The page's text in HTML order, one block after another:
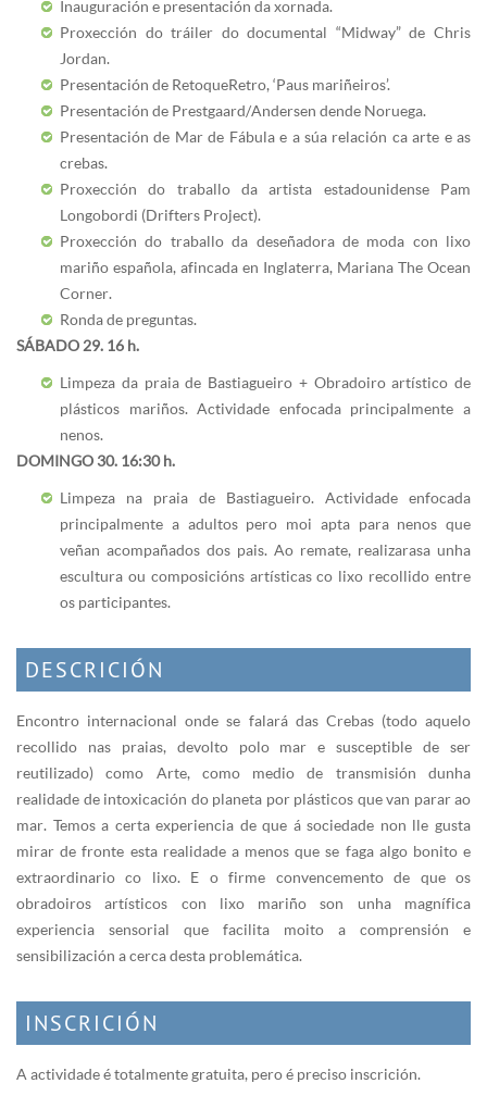
Inauguración e presentación da xornada.
Proxección do tráiler do documental “Midway” de Chris
Jordan.
Presentación de RetoqueRetro, ‘Paus mariñeiros’.
Presentación de Prestgaard/Andersen dende Noruega.
Presentación de Mar de Fábula e a súa relación ca arte e as
crebas.
Proxección do traballo da artista estadounidense Pam
Longobordi (Drifters Project).
Proxección do traballo da deseñadora de moda con lixo
mariño española, afincada en Inglaterra, Mariana The Ocean
Corner.
Ronda de preguntas.
SÁBADO 29. 16 h.
Limpeza da praia de Bastiagueiro + Obradoiro artístico de
plásticos mariños. Actividade enfocada principalmente a
nenos.
DOMINGO 30. 16:30 h.
Limpeza na praia de Bastiagueiro. Actividade enfocada
principalmente a adultos pero moi apta para nenos que
veñan acompañados dos pais. Ao remate, realizarasa unha
escultura ou composicións artísticas co lixo recollido entre
os participantes.
DESCRICIÓN
Encontro internacional onde se falará das Crebas (todo aquelo
recollido nas praias, devolto polo mar e susceptible de ser
reutilizado) como Arte, como medio de transmisión dunha
realidade de intoxicación do planeta por plásticos que van parar ao
mar. Temos a certa experiencia de que á sociedade non lle gusta
mirar de fronte esta realidade a menos que se faga algo bonito e
extraordinario co lixo. E o firme convencemento de que os
obradoiros artísticos con lixo mariño son unha magnífica
experiencia sensorial que facilita moito a comprensión e
sensibilización a cerca desta problemática.
INSCRICIÓN
A actividade é totalmente gratuita, pero é preciso inscrición.